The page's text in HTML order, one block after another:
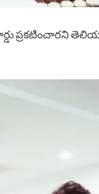
ప్రకటించారని